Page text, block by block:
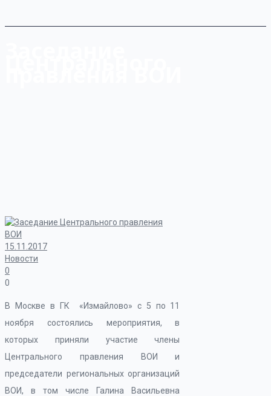
15.11.2017
Новости
0
0
В Москве в ГК «Измайлово» с 5 по 11
ноября состоялись мероприятия, в
которых приняли участие члены
Центрального правления ВОИ и
председатели региональных организаций
ВОИ, в том числе Галина Васильевна